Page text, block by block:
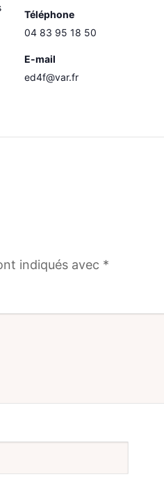
Téléphone
04 83 95 18 50
E-mail
ed4f@var.fr
indiqués avec *